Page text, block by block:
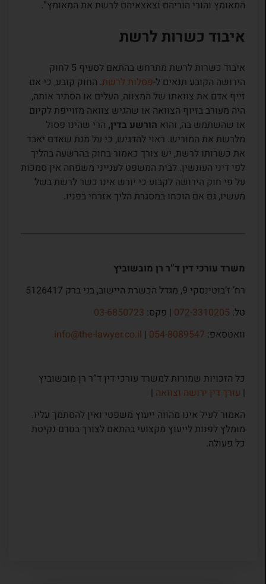
המאומץ והורי הוריהם וצאצאיהם לרשת את המאומץ”.
איבוד כשרות לרשת
איבוד כשרות לרשת מתרחש בהתאם לסעיף 5 לחוק
הירושה הקובע תנאים ל-פסלות לרשת. החוק קובע, כי אם
זייף אדם את צוואתו של המצווה, העלים או הסתיר אותה,
היה מעורב בזיוף הצוואה או שהגיש צוואה מזוייפת לקיום
או שהשתמש בה, והוא הורשע בדין, הרי שהינו פסול
מלרשת את המוריש. ראוי להדגיש, כי על מנת שאדם יאבד
את כשרותו לרשת, יש צורך כאמור בחוק בהרשעה בהליך
לפי דיני העונשין. לבית המשפט לענייני משפחה אין סמכות
על פי חוק הירושה לקבוע כי יורש אינו כשר לרשת בשל
מעשיו, גם אם הוכחו במסגרת הליך אזרחי בפניו.
משרד עורכי דין ד”ר רן מובשוביץ
רח’ ז’בוטינסקי 9, מגדל הכשרת היישוב, בני ברק 5126417
טל: 072-3310205| פקס: 03-6850723
וואטסאפ: 054-8089547
|
info@the-lawyer.co.il
כל הזכויות שמורות למשרד עורכי דין ד”ר רן מובשוביץ
| עורך דין ירושה וצוואה|
האמור לעיל אינו מהווה ייעוץ משפטי ואין להסתמך עליו.
מומלץ לפנות לייעוץ מקצועי בהתאם לצורך בטרם נקיטת
כל פעולה.